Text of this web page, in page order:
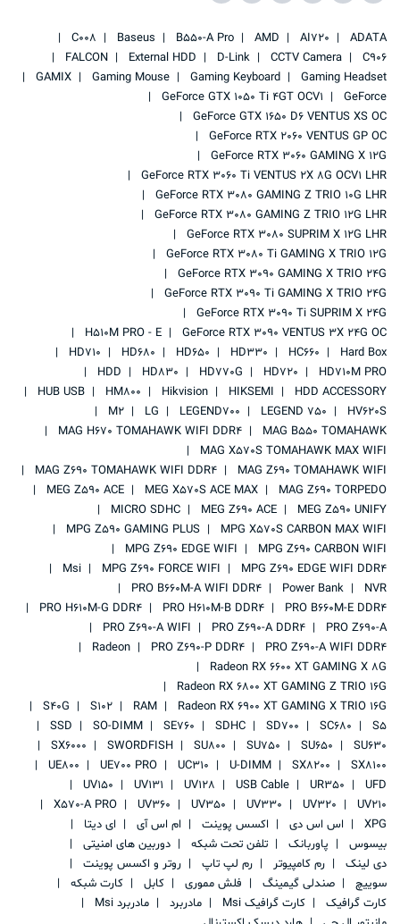
ADATA
AI720
AMD
B550-A Pro
Baseus
C008
C906
CCTV Camera
D-Link
External HDD
FALCON
Gaming Headset
Gaming Keyboard
Gaming Mouse
GAMIX
GeForce
GeForce GTX 1050 Ti 4GT OCV1
GeForce GTX 1650 D6 VENTUS XS OC
GeForce RTX 2060 VENTUS GP OC
GeForce RTX 3060 GAMING X 12G
GeForce RTX 3060 Ti VENTUS 2X 8G OCV1 LHR
GeForce RTX 3080 GAMING Z TRIO 10G LHR
GeForce RTX 3080 GAMING Z TRIO 12G LHR
GeForce RTX 3080 SUPRIM X 12G LHR
GeForce RTX 3080 Ti GAMING X TRIO 12G
GeForce RTX 3090 GAMING X TRIO 24G
GeForce RTX 3090 Ti GAMING X TRIO 24G
GeForce RTX 3090 Ti SUPRIM X 24G
GeForce RTX 3090 VENTUS 3X 24G OC
H510M PRO - E
Hard Box
HC660
HD330
HD650
HD680
HD710
HD710M PRO
HD720
HD770G
HD830
HDD
HDD ACCESSORY
HIKSEMI
Hikvision
HM800
HUB USB
HV620S
LEGEND 750
LEGEND700
LG
M2
MAG B550 TOMAHAWK
MAG H670 TOMAHAWK WIFI DDR4
MAG X570S TOMAHAWK MAX WIFI
MAG Z690 TOMAHAWK WIFI
MAG Z690 TOMAHAWK WIFI DDR4
MAG Z690 TORPEDO
MEG X570S ACE MAX
MEG Z590 ACE
MEG Z590 UNIFY
MEG Z690 ACE
MICRO SDHC
MPG X570S CARBON MAX WIFI
MPG Z590 GAMING PLUS
MPG Z690 CARBON WIFI
MPG Z690 EDGE WIFI
MPG Z690 EDGE WIFI DDR4
MPG Z690 FORCE WIFI
Msi
NVR
Power Bank
PRO B660M-A WIFI DDR4
PRO B660M-E DDR4
PRO H610M-B DDR4
PRO H610M-G DDR4
PRO Z690-A
PRO Z690-A DDR4
PRO Z690-A WIFI
PRO Z690-A WIFI DDR4
PRO Z690-P DDR4
Radeon
Radeon RX 6600 XT GAMING X 8G
Radeon RX 6800 XT GAMING Z TRIO 16G
Radeon RX 6900 XT GAMING X TRIO 16G
RAM
S102
S40G
S5
SC680
SD700
SDHC
SE760
SO-DIMM
SSD
SU630
SU650
SU750
SU800
SWORDFISH
SX6000
SX8100
SX8200
U-DIMM
UC310
UE700 PRO
UE800
UFD
UR350
USB Cable
UV128
UV131
UV150
UV210
UV320
UV330
UV350
UV360
X570-A PRO
XPG
اس اس دی اکسس پوینت ام اس آی
ای دیتا
بیسوس
پاوربانک تلفن تحت شبکه
دوربین های امنیتی
دی لینک
رم کامپیوتر رم لپ تاپ
روتر و اکسس پوینت
سوییچ
صندلی گیمینگ فلش مموری کابل
کارت شبکه
کارت گرافیک
کارت گرافیک Msi مادربرد
مادربرد Msi